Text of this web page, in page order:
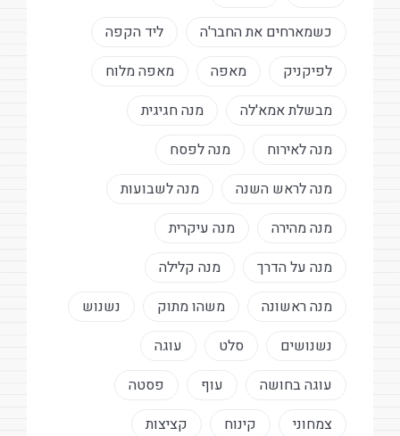
כשמארחים את החבר'ה
ליד הקפה
לפיקניק
מאפה
מאפה מלוח
מבשלת אמא'לה
מנה חגיגית
מנה לאירוח
מנה לפסח
מנה לראש השנה
מנה לשבועות
מנה מהירה
מנה עיקרית
מנה על הדרך
מנה קלילה
מנה ראשונה
משהו מתוק
נשנוש
נשנושים
סלט
עוגה
עוגה בחושה
עוף
פסטה
צמחוני
קינוח
קציצות